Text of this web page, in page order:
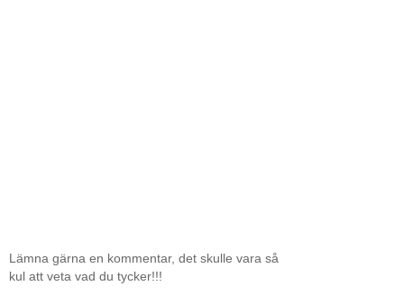
Lämna gärna en kommentar, det skulle vara så
kul att veta vad du tycker!!!